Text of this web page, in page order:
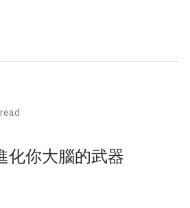
化你大腦的武器